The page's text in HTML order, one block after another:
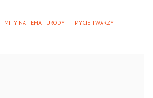
MITY NA TEMAT URODY MYCIE TWARZY